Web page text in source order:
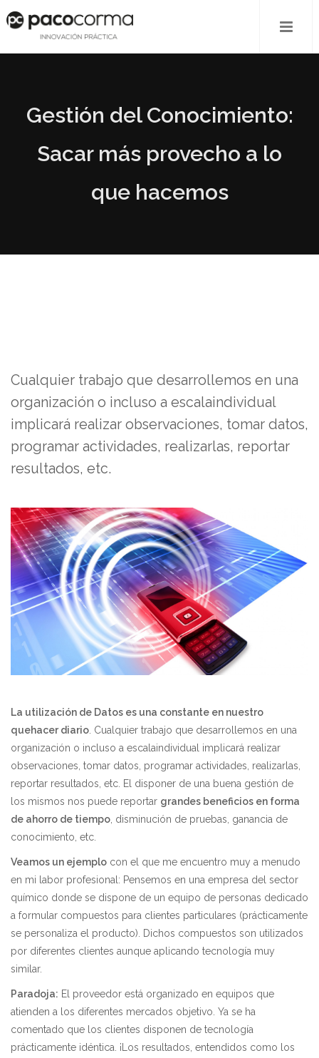
Gestión del Conocimiento:
Sacar más provecho a lo
que hacemos
Cualquier trabajo que desarrollemos en una
organización o incluso a escalaindividual
implicará realizar observaciones, tomar datos,
programar actividades, realizarlas, reportar
resultados, etc.
La utilización de Datos es una constante en nuestro
quehacer diario . Cualquier trabajo que desarrollemos en una
organización o incluso a escalaindividual implicará realizar
observaciones, tomar datos, programar actividades, realizarlas,
reportar resultados, etc. El disponer de una buena gestión de
los mismos nos puede reportar grandes beneficios en forma
de ahorro de tiempo , disminución de pruebas, ganancia de
conocimiento, etc.
Veamos un ejemplo con el que me encuentro muy a menudo
en mi labor profesional: Pensemos en una empresa del sector
químico donde se dispone de un equipo de personas dedicado
a formular compuestos para clientes particulares (prácticamente
se personaliza el producto). Dichos compuestos son utilizados
por diferentes clientes aunque aplicando tecnología muy
similar.
Paradoja: El proveedor está organizado en equipos que
atienden a los diferentes mercados objetivo. Ya se ha
comentado que los clientes disponen de tecnología
prácticamente idéntica. ¡Los resultados, entendidos como los